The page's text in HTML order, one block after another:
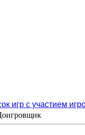
игр с участием